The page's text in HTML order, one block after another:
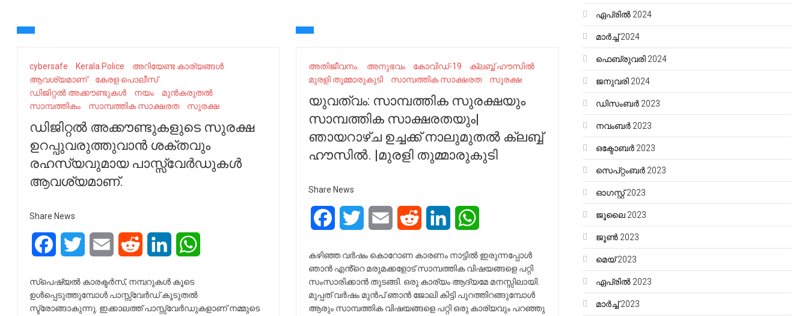
cybersafe Kerala Police
അറിയേണ്ട കാര്യങ്ങൾ
ആവശ്യമാണ്
കേരള പൊലീസ്‌
ഡിജിറ്റൽ അക്കൗണ്ടുകൾ
നയം
മുൻകരുതൽ
സാമ്പത്തികം
സാമ്പത്തിക സാക്ഷരത സുരക്ഷ
ഡിജിറ്റൽ അക്കൗണ്ടുകളുടെ സുരക്ഷ
ഉറപ്പുവരുത്തുവാൻ ശക്തവും
രഹസ്യവുമായ പാസ്സ്‌വേർഡുകൾ
ആവശ്യമാണ്.
Share News
FacebookTwitter Email Reddit LinkedIn
സ്പെഷ്യൽ കാരക്ടർസ്, നമ്പറുകൾ കൂടെ
ഉൾപ്പെടുത്തുമ്പോൾ പാസ്സ്‌വേർഡ് കൂടുതൽ
സ്ട്രോങ്ങാകുന്നു. ഇക്കാലത്ത് പാസ്സ്‌വേർഡുകളാണ് നമ്മുടെ
അതിജീവനം. അനുഭവം കോവിഡ്-19
ക്ലബ്ബ് ഹൗസിൽ
മുരളി തുമ്മാരുകുടി
സാമ്പത്തിക സാക്ഷരത സുരക്ഷ
യുവത്വം: സാമ്പത്തിക സുരക്ഷയും
സാമ്പത്തിക സാക്ഷരതയും|
ഞായറാഴ്ച ഉച്ചക്ക് നാലുമുതൽ ക്ലബ്ബ്
ഹൗസിൽ. |മുരളി തുമ്മാരുകുടി
Share News
FacebookTwitter Email Reddit LinkedIn
കഴിഞ്ഞ വർഷം കൊറോണ കാരണം നാട്ടിൽ ഇരുന്നപ്പോൾ
ഞാൻ എൻ്റെ മരുമക്കളോട് സാമ്പത്തിക വിഷയങ്ങളെ പറ്റി
സംസാരിക്കാൻ തുടങ്ങി. ഒരു കാര്യം ആദ്യമേ മനസ്സിലായി.
മുപ്പത് വർഷം മുൻപ് ഞാൻ ജോലി കിട്ടി പുറത്തിറങ്ങുമ്പോൾ
ആരും സാമ്പത്തിക വിഷയങ്ങളെ പറ്റി ഒരു കാര്യവും പറഞ്ഞു
ഏപ്രിൽ 2024
മാർച്ച്‌ 2024
ഫെബ്രുവരി 2024
ജനുവരി 2024
ഡിസംബർ 2023
നവംബർ 2023
ഒക്ടോബർ 2023
സെപ്റ്റംബർ 2023
ഓഗസ്റ്റ്‌ 2023
ജൂലൈ 2023
ജൂൺ 2023
മെയ്‌ 2023
ഏപ്രിൽ 2023
മാർച്ച്‌ 2023